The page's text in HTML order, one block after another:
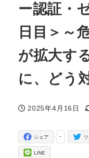
ー認証・
日目＞～
が拡大す
に、どう
投稿日
2025年4月16日
-
シェア
LINE